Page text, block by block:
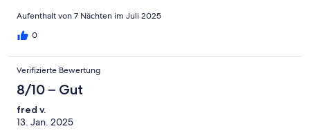
Aufenthalt von 7 Nächten im Juli 2025
0
Verifizierte Bewertung
8/10 – Gut
fred v.
13. Jan. 2025